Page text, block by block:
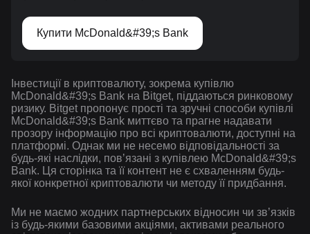
Купити McDonald&#39;s Bank
Інвестиції в криптовалюту, зокрема купівлю
McDonald&#39;s Bank на Bitget, піддаються ринковому
ризику. Bitget пропонує прості та зручні способи купівлі
McDonald&#39;s Bank миттєво та прагне надавати
прозору інформацію про всі криптовалюти, доступні на
платформі. Однак ми не несемо відповідальності за
будь-які наслідки, повʼязані з купівлею McDonald&#39;s
Bank. Ця сторінка та її контент не є схваленням будь-
якої конкретної криптовалюти чи методу її придбання.
Ми не маємо жодних партнерських відносин чи зв’язків
із будь-якими базовими акціями, активами реального